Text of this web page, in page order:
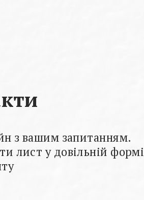
з вашим запитанням.
лист у довільній формі